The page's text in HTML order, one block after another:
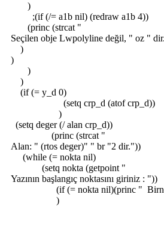
)
;(if (/= a1b nil) (redraw a1b 4))
(princ (strcat "
Seçilen obje Lwpolyline değil, " oz "
)
)
)
)
(if (= y_d 0)
(setq crp_d (atof crp_d))
)
(setq deger (/ alan crp_d))
(princ (strcat "
Alan: " (rtos deger)" " br "2 dir."))
(while (= nokta nil)
(setq nokta (getpoint "
Yazının başlangıç noktasını giriniz : "))
(if (= nokta nil)(princ "
)